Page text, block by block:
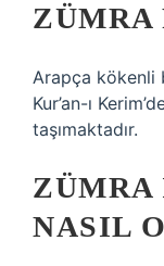
ZÜMRA
Arapça kökenli
Kur’an-ı
taşımaktadır.
NASIL